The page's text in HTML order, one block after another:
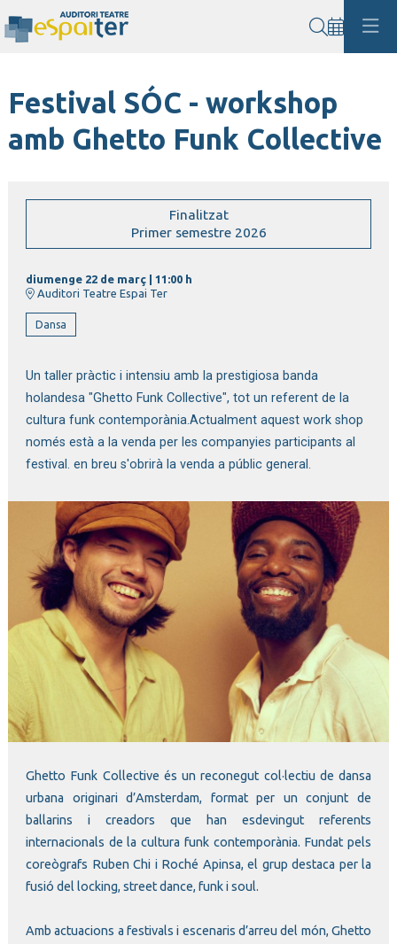
Festival SÓC - workshop
amb Ghetto Funk Collective
Finalitzat
Primer semestre 2026
diumenge 22 de març
11:00 h
Auditori Teatre Espai Ter
Dansa
Un taller pràctic i intensiu amb la prestigiosa banda
holandesa "Ghetto Funk Collective", tot un referent de la
cultura funk contemporània.Actualment aquest work shop
només està a la venda per les companyies participants al
festival. en breu s'obrirà la venda a públic general.
Ghetto Funk Collective és un reconegut col·lectiu de dansa
urbana originari d’Amsterdam, format per un conjunt de
ballarins i creadors que han esdevingut referents
internacionals de la cultura funk contemporània. Fundat pels
coreògrafs Ruben Chi i Roché Apinsa, el grup destaca per la
fusió del locking, street dance, funk i soul.
Amb actuacions a festivals i escenaris d’arreu del món, Ghetto